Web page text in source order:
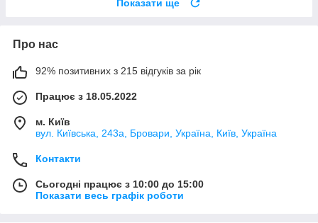
Показати ще
Про нас
92% позитивних з 215 відгуків за рік
Працює з 18.05.2022
м. Київ
вул. Київська, 243а, Бровари, Україна, Київ, Україна
Контакти
Сьогодні працює з 10:00 до 15:00
Показати весь графік роботи